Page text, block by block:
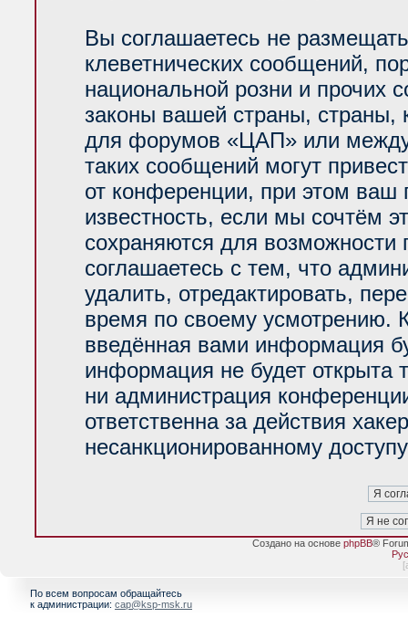
Вы соглашаетесь не
клеветнических сообщений,
национальной розни и прочих
законы вашей страны, страны,
для форумов «ЦАП» или
таких сообщений могут
от конференции, при этом ваш
известность, если мы сочтём
сохраняются для возможности
соглашаетесь с тем, что
удалить, отредактировать,
время по своему усмотрению.
введённая вами информация
информация не будет открыта
ни администрация
ответственна за действия
несанкционированному
Создано на основе phpBB®
[
По всем вопросам обращайтесь
к администрации: cap@ksp-msk.ru